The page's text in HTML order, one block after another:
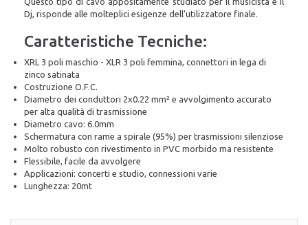
Dj, risponde alle molteplici esigenze dell'utilizzatore finale.
Caratteristiche Tecniche:
XRL 3 poli maschio - XLR 3 poli femmina, connettori in lega di
zinco satinata
Costruzione O.F.C.
Diametro dei conduttori 2x0.22 mm² e avvolgimento accurato
per alta qualità di trasmissione
Diametro cavo: 6.0mm
Schermatura con rame a spirale (95%) per trasmissioni silenziose
Molto robusto con rivestimento in PVC morbido ma resistente
Flessibile, facile da avvolgere
Applicazioni: concerti e studio, connessioni varie
Lunghezza: 20mt